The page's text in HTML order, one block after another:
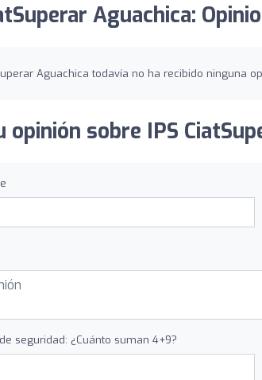
Aguachica:
Aguachica todavía no ha recibido ninguna
opinión sobre IPS
seguridad: ¿Cuánto suman 4+9?